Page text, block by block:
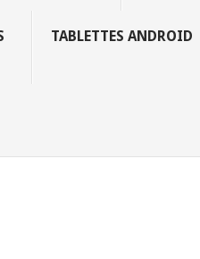
TABLETTES ANDROID